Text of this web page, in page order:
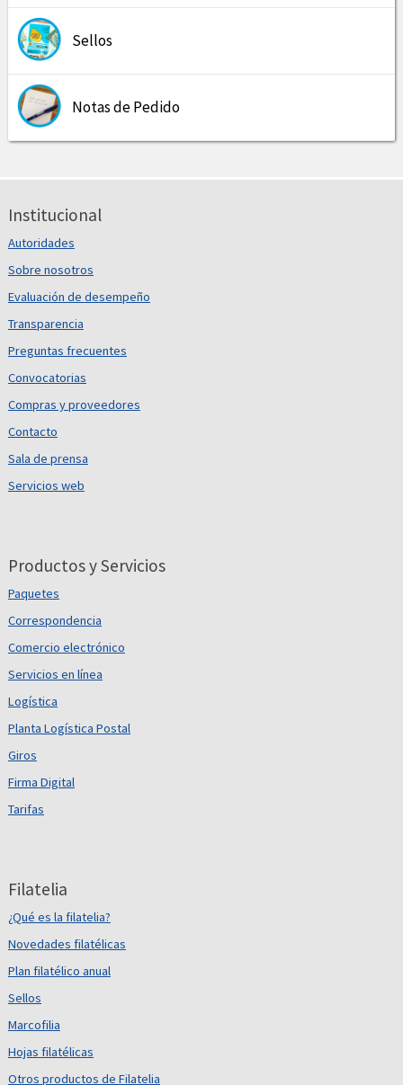
Sellos
Notas de Pedido
Institucional
Autoridades
Sobre nosotros
Evaluación de desempeño
Transparencia
Preguntas frecuentes
Convocatorias
Compras y proveedores
Contacto
Sala de prensa
Servicios web
Productos y Servicios
Paquetes
Correspondencia
Comercio electrónico
Servicios en línea
Logística
Planta Logística Postal
Giros
Firma Digital
Tarifas
Filatelia
¿Qué es la filatelia?
Novedades filatélicas
Plan filatélico anual
Sellos
Marcofilia
Hojas filatélicas
Otros productos de Filatelia